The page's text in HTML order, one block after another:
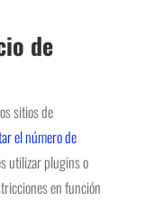
de
sitios de
el número de
utilizar plugins o
en función